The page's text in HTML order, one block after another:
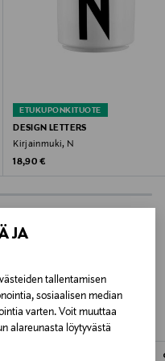
JA
tallentamisen
sosiaalisen median
varten. Voit muuttaa
alareunasta löytyvästä
Denmark
ETUKUPONKITUOTE
DESIGN LETTERS
Kirjainmuki, N
Original Price
18,90 €